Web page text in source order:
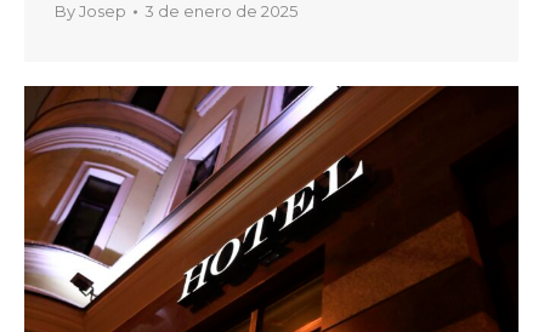
ByJosep 3 de enero de 2025